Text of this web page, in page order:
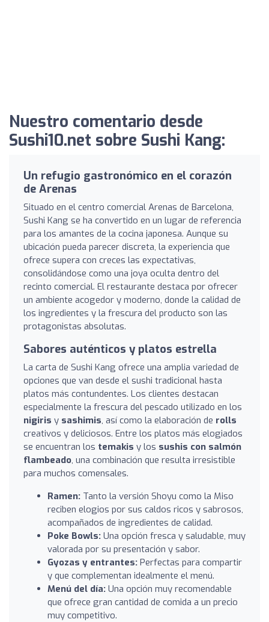
Nuestro comentario desde
Sushi10.net sobre Sushi Kang:
Un refugio gastronómico en el corazón
de Arenas
Situado en el centro comercial Arenas de Barcelona,
Sushi Kang se ha convertido en un lugar de referencia
para los amantes de la cocina japonesa. Aunque su
ubicación pueda parecer discreta, la experiencia que
ofrece supera con creces las expectativas,
consolidándose como una joya oculta dentro del
recinto comercial. El restaurante destaca por ofrecer
un ambiente acogedor y moderno, donde la calidad de
los ingredientes y la frescura del producto son las
protagonistas absolutas.
Sabores auténticos y platos estrella
La carta de Sushi Kang ofrece una amplia variedad de
opciones que van desde el sushi tradicional hasta
platos más contundentes. Los clientes destacan
especialmente la frescura del pescado utilizado en los
nigiris y sashimis, así como la elaboración de rolls
creativos y deliciosos. Entre los platos más elogiados
se encuentran los temakis y los sushis con salmón
flambeado, una combinación que resulta irresistible
para muchos comensales.
Ramen: Tanto la versión Shoyu como la Miso
reciben elogios por sus caldos ricos y sabrosos,
acompañados de ingredientes de calidad.
Poke Bowls: Una opción fresca y saludable, muy
valorada por su presentación y sabor.
Gyozas y entrantes: Perfectas para compartir
y que complementan idealmente el menú.
Menú del día: Una opción muy recomendable
que ofrece gran cantidad de comida a un precio
muy competitivo.